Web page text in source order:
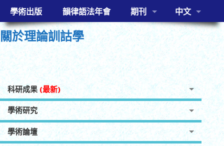
學術出版
韻律語法年會 期刊 中文
關於理論訓詁學
科研成果 (最新)
學術研究
學術論壇